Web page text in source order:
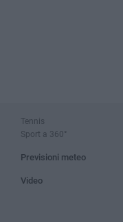
Tennis
Sport a 360°
Previsioni meteo
Video